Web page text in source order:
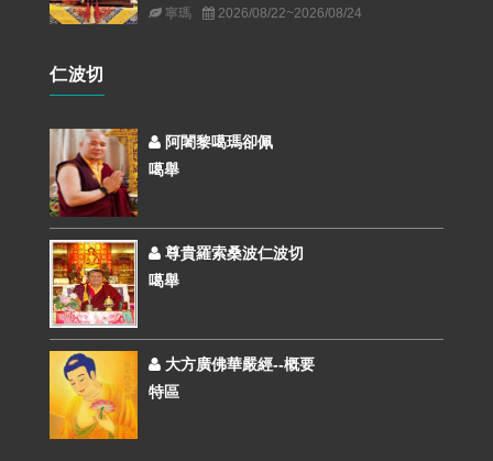
寧瑪 2026/08/22~2026/08/24
仁波切
阿闍黎噶瑪卻佩
噶舉
尊貴羅索桑波仁波切
噶舉
大方廣佛華嚴經--概要
特區